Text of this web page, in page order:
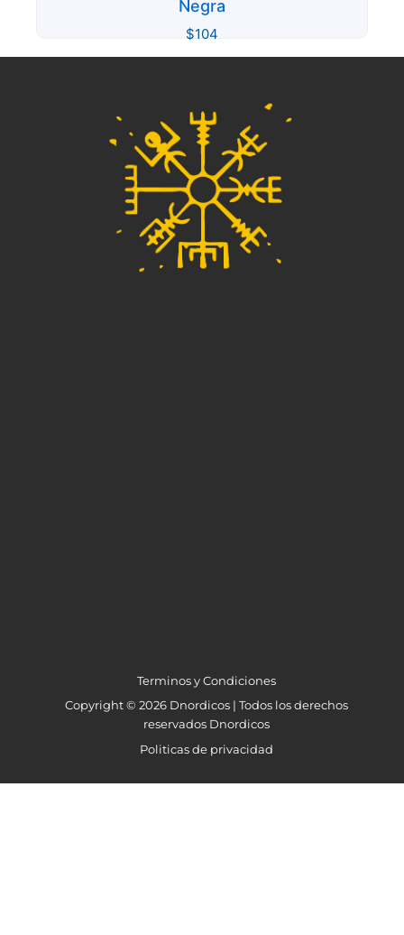
Negra
$104
Terminos y Condiciones
Copyright © 2026 Dnordicos | Todos los derechos
reservados Dnordicos
Politicas de privacidad